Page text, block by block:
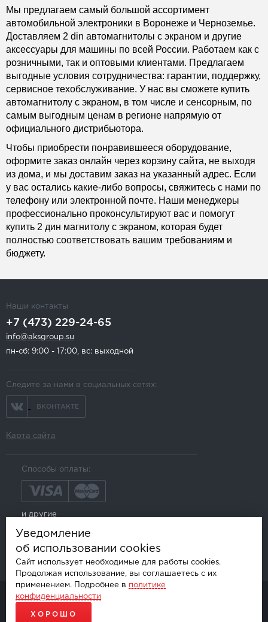
Мы предлагаем самый большой ассортимент
автомобильной электроники в Воронеже и Черноземье.
Доставляем 2 din автомагнитолы с экраном и другие
аксессуары для машины по всей России. Работаем как с
розничными, так и оптовыми клиентами. Предлагаем
выгодные условия сотрудничества: гарантии, поддержку,
сервисное техобслуживание. У нас вы сможете купить
автомагнитолу с экраном, в том числе и сенсорным, по
самым выгодным ценам в регионе напрямую от
официального дистрибьютора.
Чтобы приобрести понравившееся оборудование,
оформите заказ онлайн через корзину сайта, не выходя
из дома, и мы доставим заказ на указанный адрес. Если
у вас остались какие-либо вопросы, свяжитесь с нами по
телефону или электронной почте. Наши менеджеры
профессионально проконсультируют вас и помогут
купить 2 дин магнитолу с экраном, которая будет
полностью соответствовать вашим требованиям и
бюджету.
Наши контакты
+7 (473) 229-24-65
info@aksgroup.su
пн-сб: 9:00 - 17:00, вс: выходной
Следите за нами в социальных сетях:
ВКОНТАКТЕ
Карта сайта
Способы оплаты:
и другие
© AKSGROUP, 2026.
ПРОДАЖА И УСТАНОВКА АВТОМОБИЛЬНОЙ ЭЛЕКТРОНИКИ
Уведомление
об использовании cookies
Сайт использует необходимые для работы cookies.
Продолжая использование, вы соглашаетесь с их
применением. Подробнее в политике
конфиденциальности
ХОРОШО